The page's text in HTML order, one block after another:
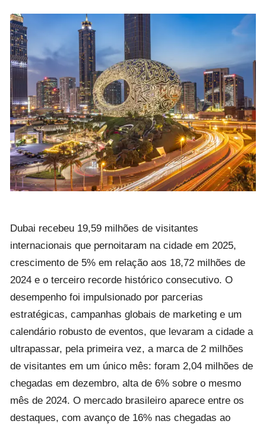
Dubai recebeu 19,59 milhões de visitantes
internacionais que pernoitaram na cidade em 2025,
crescimento de 5% em relação aos 18,72 milhões de
2024 e o terceiro recorde histórico consecutivo. O
desempenho foi impulsionado por parcerias
estratégicas, campanhas globais de marketing e um
calendário robusto de eventos, que levaram a cidade a
ultrapassar, pela primeira vez, a marca de 2 milhões
de visitantes em um único mês: foram 2,04 milhões de
chegadas em dezembro, alta de 6% sobre o mesmo
mês de 2024. O mercado brasileiro aparece entre os
destaques, com avanço de 16% nas chegadas ao